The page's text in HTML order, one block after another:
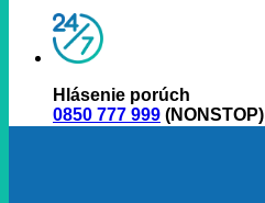
Hlásenie porúch
0850 777 999 (NONSTOP)